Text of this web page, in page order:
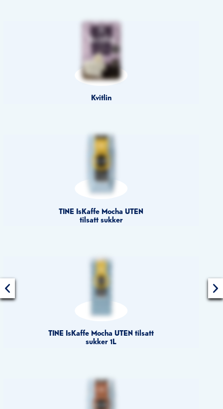
Kvitlin
TINE IsKaffe Mocha UTEN
tilsatt sukker
TINE IsKaffe Mocha UTEN tilsatt
sukker 1L